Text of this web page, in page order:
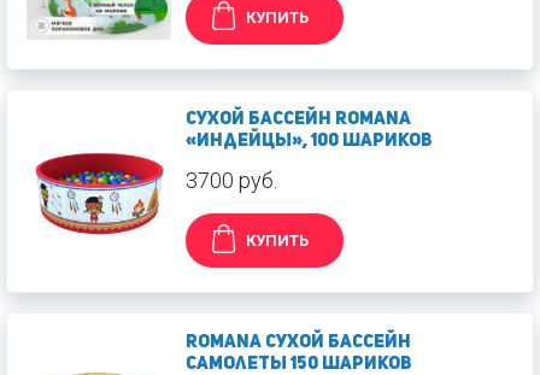
КУПИТЬ
Сухой бассейн Romana
«Индейцы», 100 шариков
3700 руб.
КУПИТЬ
Romana Сухой бассейн
Самолеты 150 шариков